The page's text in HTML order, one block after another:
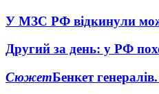
У МЗС РФ відкинули
Другий за день: у РФ
СюжетБенкет